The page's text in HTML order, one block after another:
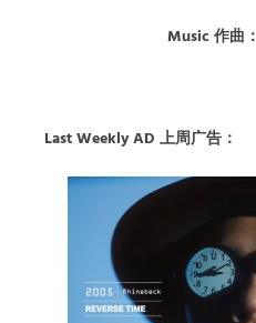
Music 作曲：
Last Weekly AD 上周广告：